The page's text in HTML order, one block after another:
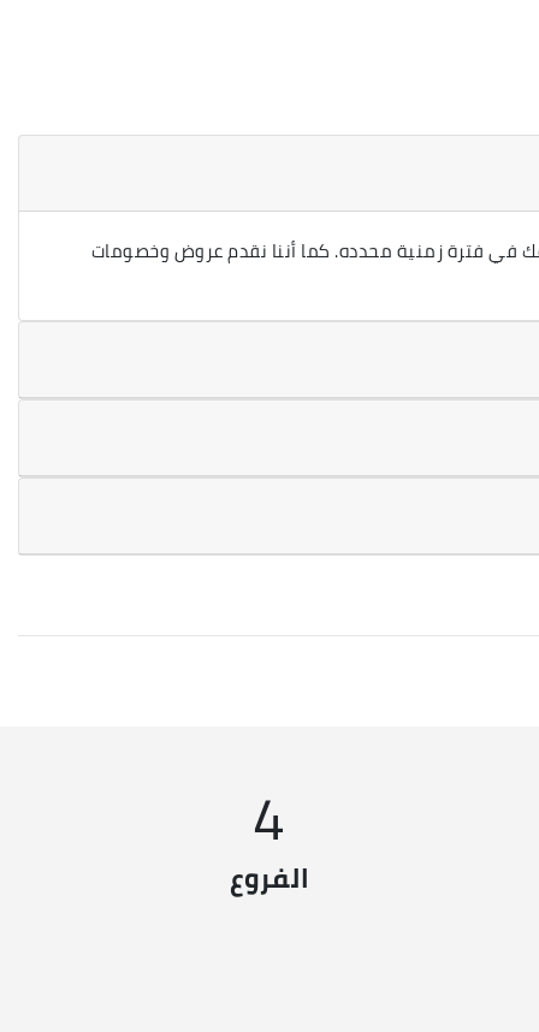
في فترة زمنية محدده. كما أننا نقدم عروض وخصومات
4
الفروع